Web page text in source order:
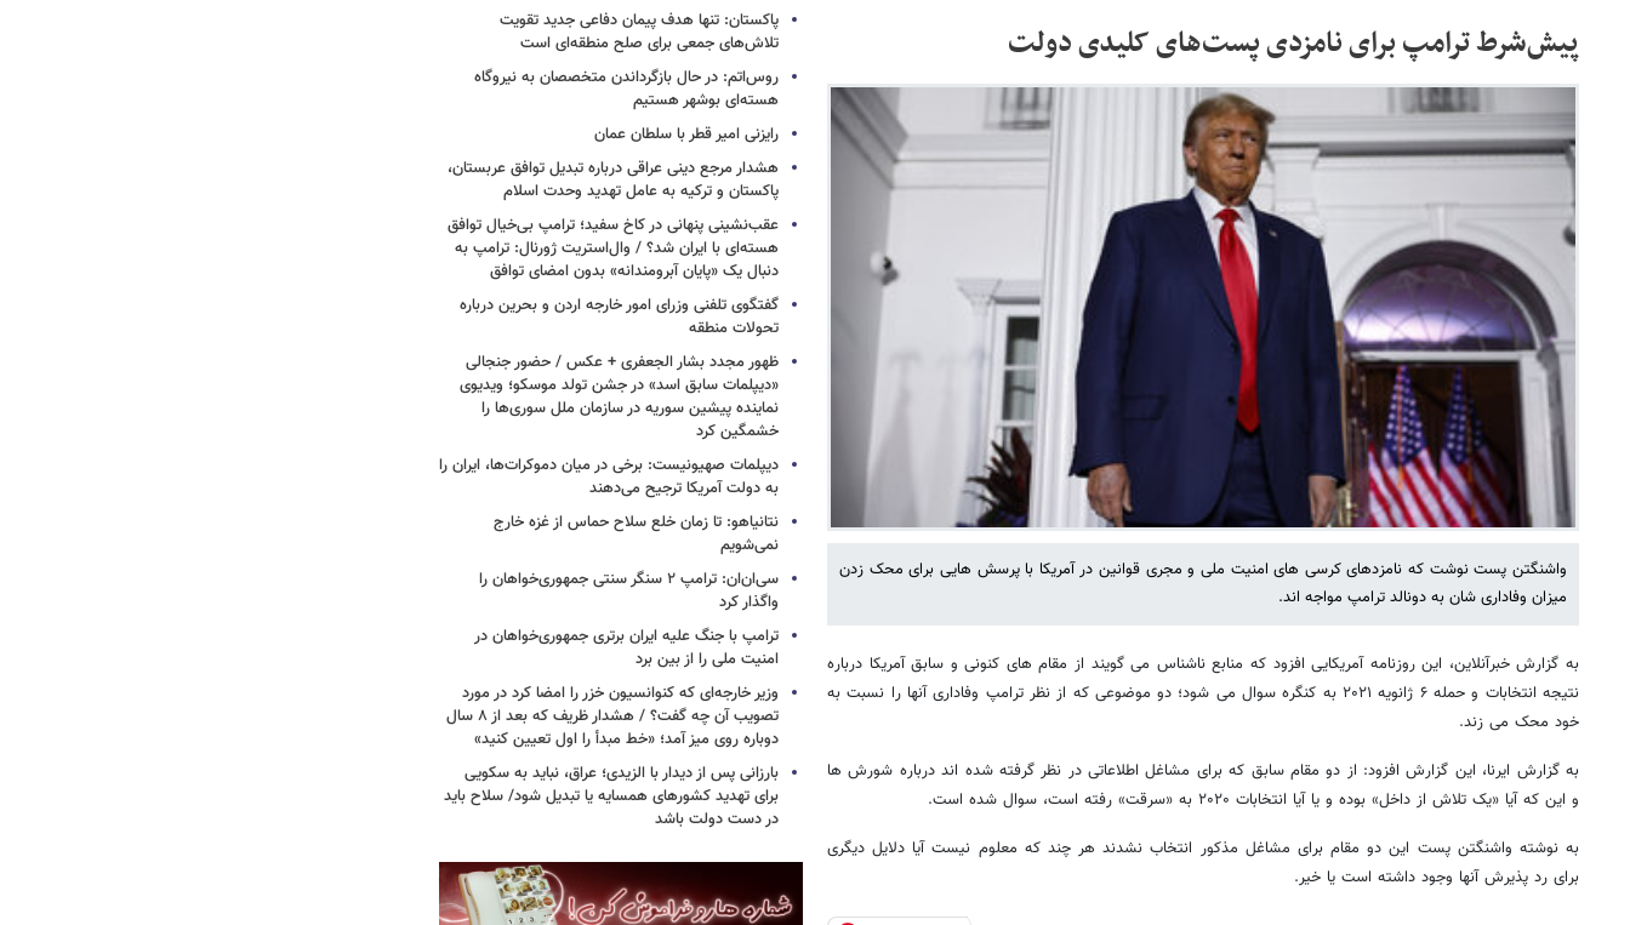
پیش‌شرط ترامپ برای نامزدی پست‌های کلیدی دولت
واشنگتن پست نوشت که نامزدهای کرسی های امنیت ملی و مجری قوانین در آمریکا با پرسش هایی برای محک زدن
میزان وفاداری شان به دونالد ترامپ مواجه اند.
به گزارش خبرآنلاین، این روزنامه آمریکایی افزود که منابع ناشناس می گویند از مقام های کنونی و سابق آمریکا درباره
نتیجه انتخابات و حمله ۶ ژانویه ۲۰۲۱ به کنگره سوال می شود؛ دو موضوعی که از نظر ترامپ وفاداری آنها را نسبت به
خود محک می زند.
به گزارش ایرنا، این گزارش افزود: از دو مقام سابق که برای مشاغل اطلاعاتی در نظر گرفته شده اند درباره شورش ها
و این که آیا «یک تلاش از داخل» بوده و یا آیا انتخابات ۲۰۲۰ به «سرقت» رفته است، سوال شده است.
به نوشته واشنگتن پست این دو مقام برای مشاغل مذکور انتخاب نشدند هر چند که معلوم نیست آیا دلایل دیگری
برای رد پذیرش آنها وجود داشته است یا خیر.
پاکستان: تنها هدف پیمان دفاعی جدید تقویت
تلاش‌های جمعی برای صلح منطقه‌ای است
روس‌اتم: در حال بازگرداندن متخصصان به نیروگاه
هسته‌ای بوشهر هستیم
رایزنی امیر قطر با سلطان عمان
هشدار مرجع دینی عراقی درباره تبدیل توافق عربستان،
پاکستان و ترکیه به عامل تهدید وحدت اسلام
عقب‌نشینی پنهانی در کاخ سفید؛ ترامپ بی‌خیال توافق
هسته‌ای با ایران شد؟ / وال‌استریت ژورنال: ترامپ به
دنبال یک «پایان آبرومندانه» بدون امضای توافق
گفتگوی تلفنی وزرای امور خارجه اردن و بحرین درباره
تحولات منطقه
ظهور مجدد بشار الجعفری + عکس / حضور جنجالی
«دیپلمات سابق اسد» در جشن تولد موسکو؛ ویدیوی
نماینده پیشین سوریه در سازمان ملل سوری‌ها را
خشمگین کرد
دیپلمات صهیونیست: برخی در میان دموکرات‌ها، ایران را
به دولت آمریکا ترجیح می‌دهند
نتانیاهو: تا زمان خلع سلاح حماس از غزه خارج
نمی‌شویم
سی‌ان‌ان: ترامپ ۲ سنگر سنتی جمهوری‌خواهان را
واگذار کرد
ترامپ با جنگ علیه ایران برتری جمهوری‌خواهان در
امنیت ملی را از بین برد
وزیر خارجه‌ای که کنوانسیون خزر را امضا کرد در مورد
تصویب آن چه گفت؟ / هشدار ظریف که بعد از ۸ سال
دوباره روی میز آمد؛ «خط مبدأ را اول تعیین کنید»
بارزانی پس از دیدار با الزیدی؛ عراق، نباید به سکویی
برای تهدید کشورهای همسایه یا تبدیل شود/ سلاح باید
در دست دولت باشد